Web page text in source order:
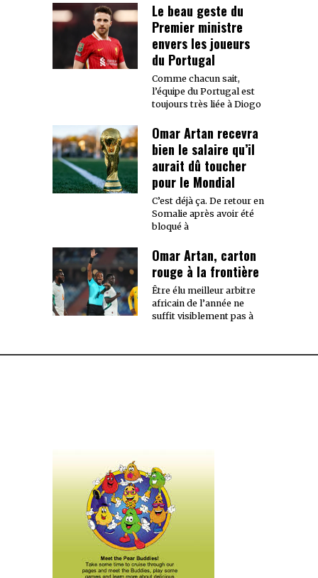
Le beau geste du
Premier ministre
envers les joueurs
du Portugal
Comme chacun sait,
l’équipe du Portugal est
toujours très liée à Diogo
Omar Artan recevra
bien le salaire qu’il
aurait dû toucher
pour le Mondial
C’est déjà ça. De retour en
Somalie après avoir été
bloqué à
Omar Artan, carton
rouge à la frontière
Être élu meilleur arbitre
africain de l’année ne
suffit visiblement pas à